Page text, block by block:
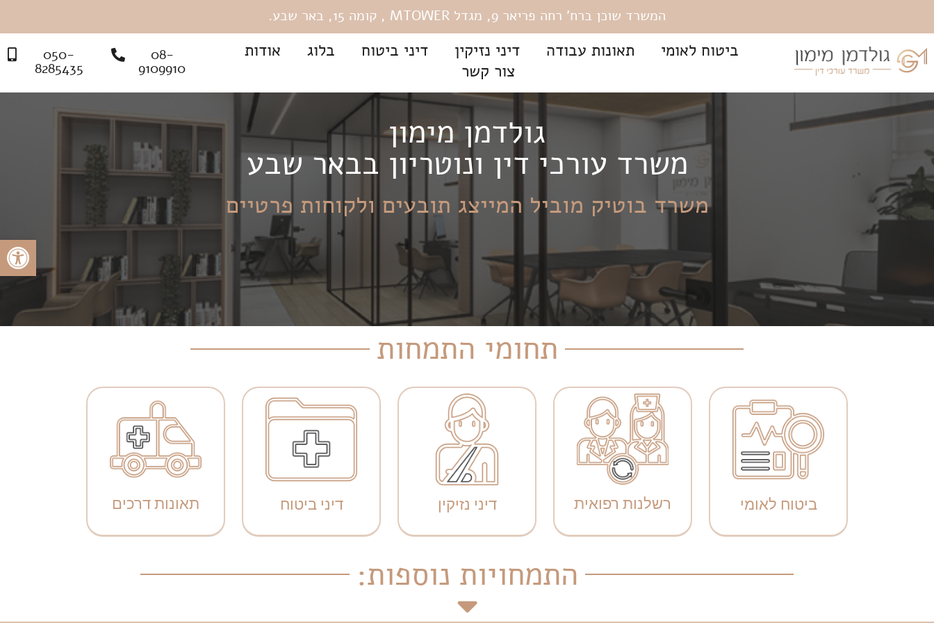
המשרד שוכן ברח' רחה פריאר 9, מגדל MTOWER , קומה 15, באר שבע.
ביטוח לאומי תאונות עבודה דיני נזיקין דיני ביטוח בלוג
אודות
צור קשר
08-
9109910
050-
8285435
גולדמן מימון
משרד עורכי דין ונוטריון בבאר שבע
משרד בוטיק מוביל המייצג תובעים ולקוחות פרטיים
תחומי התמחות
ביטוח לאומי רשלנות רפואית דיני נזיקין דיני ביטוח תאונות דרכים
התמחויות נוספות: